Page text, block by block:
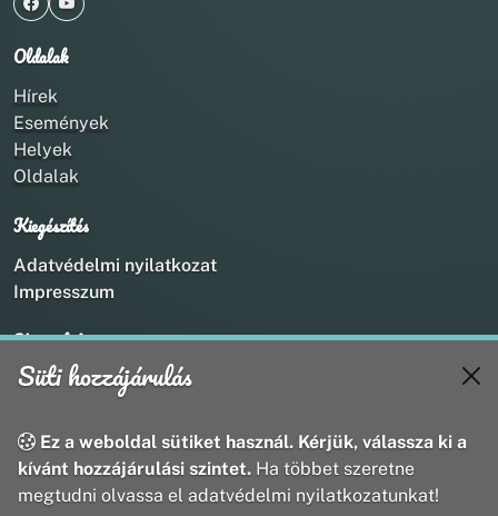
Oldalak
Hírek
Események
Helyek
Oldalak
Kiegészítés
Adatvédelmi nyilatkozat
Impresszum
Kapcsolat
+36 20 211 1888
webmaster@utirany.hu
8419 Csesznek, Vasút u.18.
Süti hozzájárulás
Ez a weboldal sütiket használ. Kérjük, válassza ki a
kívánt hozzájárulási szintet. Ha többet szeretne
megtudni olvassa el adatvédelmi nyilatkozatunkat!